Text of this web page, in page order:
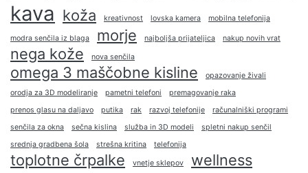
kava koža kreativnost lovska kamera mobilna telefonija
modra senčila iz blaga morje najboljša prijateljica nakup novih vrat
nega kože nova senčila
omega 3 maščobne kisline
opazovanje živali
orodja za 3D modeliranje
pametni telefoni
premagovanje raka
prenos glasu na daljavo
putika rak razvoj telefonije
računalniški programi
senčila za okna
sečna kislina služba in 3D modeli
spletni nakup senčil
srednja gradbena šola
strešna kritina telefonija
toplotne črpalke vnetje sklepov wellness